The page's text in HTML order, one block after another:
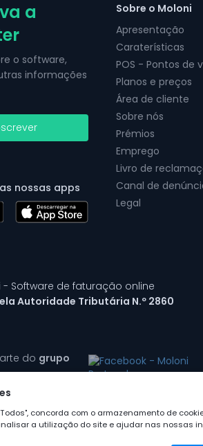
a
o software,
informações
nossas apps
Sobre o Moloni
Apresentação
Caraterísticas
POS - Pontos de
Planos e preços
Área de cliente
Sobre nós
Prémios
Emprego
Livro de
Canal de
Legal
- Software de faturação online
Autoridade Tributária N.º 2860
do grupo
concorda com o armazenamento de
a utilização do site e ajudar nas nossas